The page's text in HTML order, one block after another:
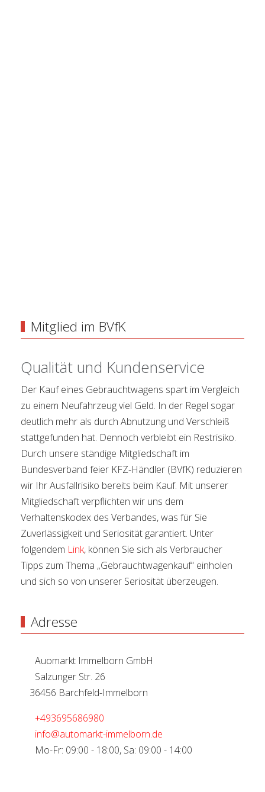
Mitglied im BVfK
Qualität und Kundenservice
Der Kauf eines Gebrauchtwagens spart im Vergleich
zu einem Neufahrzeug viel Geld. In der Regel sogar
deutlich mehr als durch Abnutzung und Verschleiß
stattgefunden hat. Dennoch verbleibt ein Restrisiko.
Durch unsere ständige Mitgliedschaft im
Bundesverband feier KFZ-Händler (BVfK) reduzieren
wir Ihr Ausfallrisiko bereits beim Kauf. Mit unserer
Mitgliedschaft verpflichten wir uns dem
Verhaltenskodex des Verbandes, was für Sie
Zuverlässigkeit und Seriosität garantiert. Unter
folgendem Link, können Sie sich als Verbraucher
Tipps zum Thema „Gebrauchtwagenkauf“ einholen
und sich so von unserer Seriosität überzeugen.
Adresse
Auomarkt Immelborn GmbH
Salzunger Str. 26
36456 Barchfeld-Immelborn
+493695686980
info@automarkt-immelborn.de
Mo-Fr: 09:00 - 18:00, Sa: 09:00 - 14:00